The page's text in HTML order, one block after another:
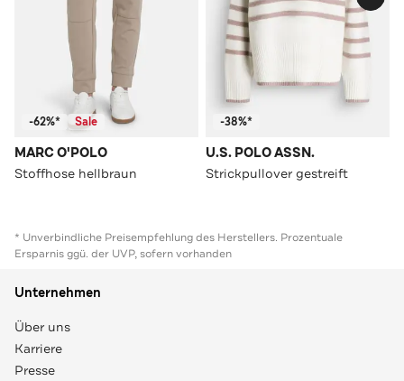
-62%* Sale
MARC O'POLO
Stoffhose hellbraun
-38%*
U.S. POLO ASSN.
Strickpullover gestreift
* Unverbindliche Preisempfehlung des Herstellers. Prozentuale
Ersparnis ggü. der UVP, sofern vorhanden
Unternehmen
Über uns
Karriere
Presse